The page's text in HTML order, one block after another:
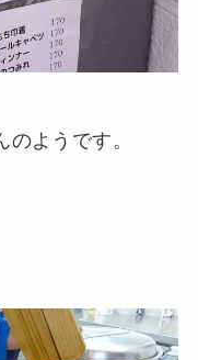
ようです。